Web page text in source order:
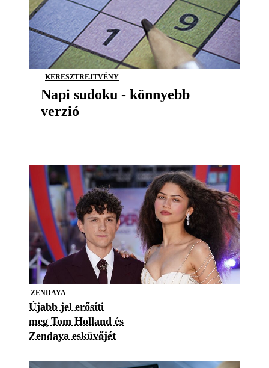
KERESZTREJTVÉNY
Napi sudoku - könnyebb
verzió
ZENDAYA
Újabb jel erősíti
meg Tom Holland és
Zendaya esküvőjét